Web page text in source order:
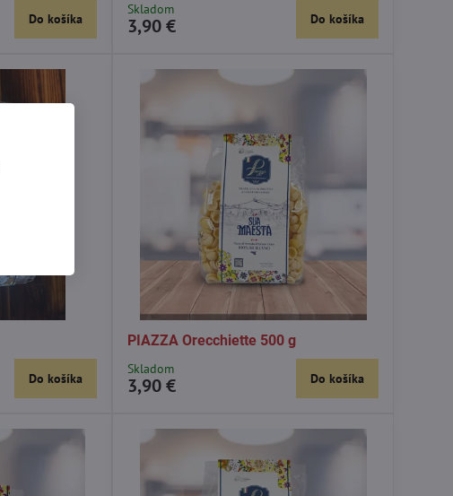
Do košíka
Skladom
3,90 € Do košíka
Do košíka
PIAZZA Orecchiette 500 g
Skladom
3,90 € Do košíka